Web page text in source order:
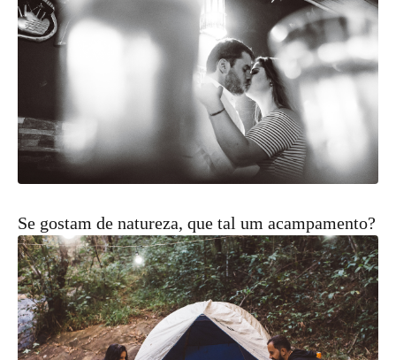
Se gostam de natureza, que tal um acampamento?